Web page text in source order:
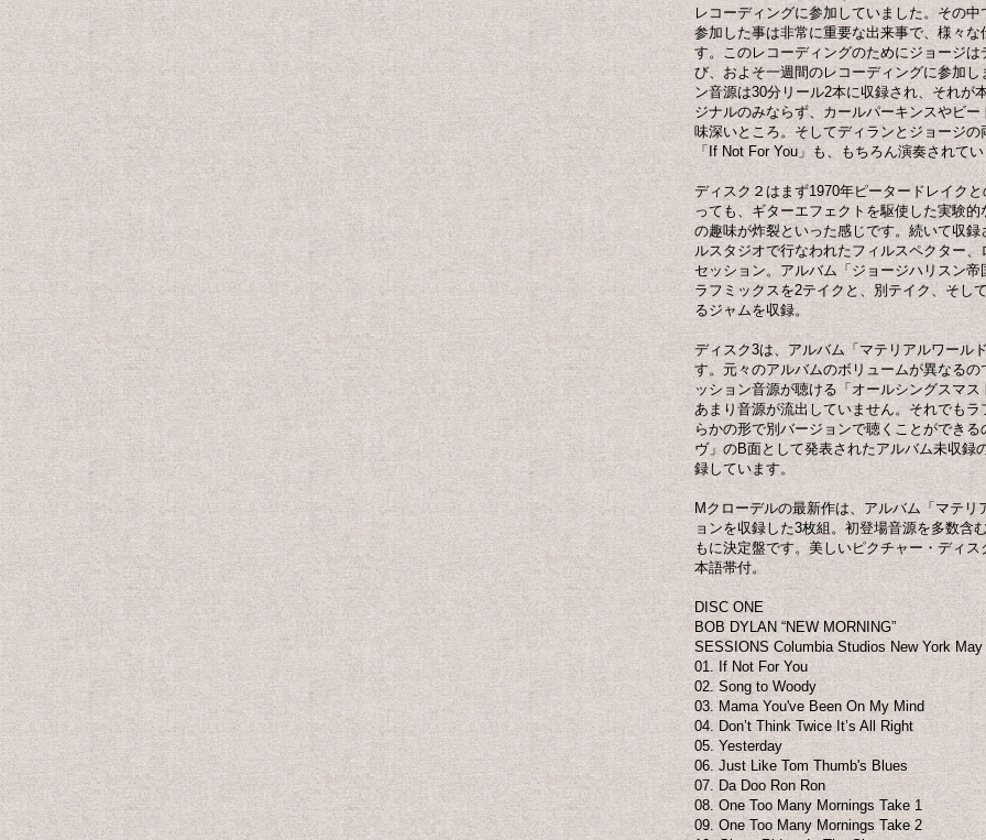
レコーディングに参加していました。その
参加した事は非常に重要な出来事で、様々
す。このレコーディングのためにジョージ
び、およそ一週間のレコーディングに参加
ン音源は30分リール2本に収録され、それが
ジナルのみならず、カールパーキンスやビ
味深いところ。そしてディランとジョージ
「If Not For You」も、もちろん演奏されて
ディスク２はまず1970年ピータードレイク
っても、ギターエフェクトを駆使した実験
の趣味が炸裂といった感じです。続いて収
ルスタジオで行なわれたフィルスペクター
セッション。アルバム「ジョージハリスン
ラフミックスを2テイクと、別テイク、そし
るジャムを収録。
ディスク3は、アルバム「マテリアルワール
す。元々のアルバムのボリュームが異なる
ッション音源が聴ける「オールシングスマ
あまり音源が流出していません。それでも
らかの形で別バージョンで聴くことができ
ヴ」のB面として発表されたアルバム未収録
録しています。
Mクローデルの最新作は、アルバム「マテ
ョンを収録した3枚組。初登場音源を多数含
もに決定盤です。美しいピクチャー・ディ
本語帯付。
DISC ONE
BOB DYLAN “NEW MORNING”
SESSIONS Columbia Studios New York May
01. If Not For You
02. Song to Woody
03. Mama You've Been On My Mind
04. Don’t Think Twice It’s All Right
05. Yesterday
06. Just Like Tom Thumb's Blues
07. Da Doo Ron Ron
08. One Too Many Mornings Take 1
09. One Too Many Mornings Take 2